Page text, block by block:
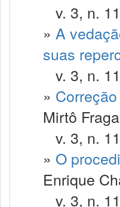
v. 3, n.
» A
suas
v. 3, n.
»
Mirtô
v. 3, n.
» O
Enrique
v. 3, n.